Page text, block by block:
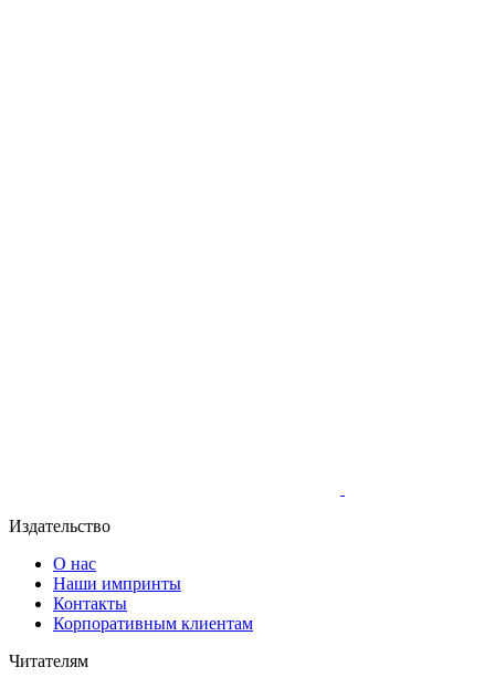
Издательство
О нас
Наши импринты
Контакты
Корпоративным клиентам
Читателям